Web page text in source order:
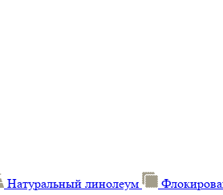
Натуральный линолеум